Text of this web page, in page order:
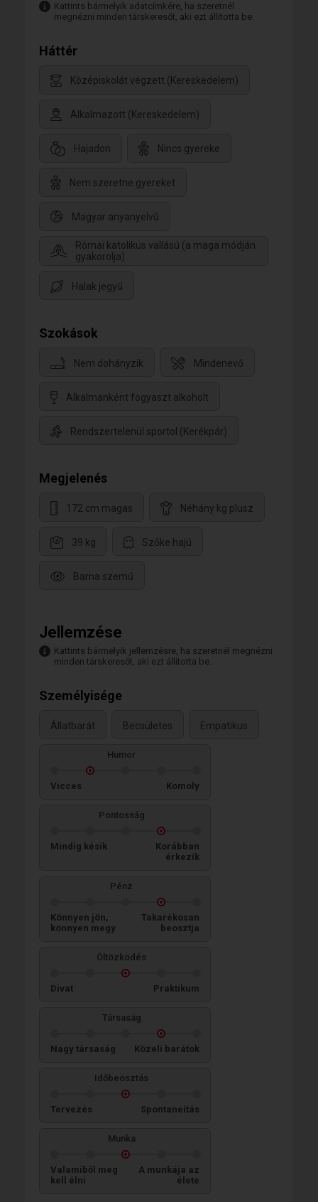
Kattints bármelyik adatcímkére, ha szeretnél
megnézni minden társkeresőt, aki ezt állította be.
Háttér
Középiskolát végzett (Kereskedelem)
Alkalmazott (Kereskedelem)
Hajadon Nincs gyereke
Nem szeretne gyereket
Magyar anyanyelvű
Római katolikus vallású (a maga módján
gyakorolja)
Halak jegyű
Szokások
Nem dohányzik Mindenevő
Alkalmanként fogyaszt alkoholt
Rendszertelenül sportol (Kerékpár)
Megjelenés
172 cm magas Néhány kg plusz
39 kg Szőke hajú
Barna szemű
Jellemzése
Kattints bármelyik jellemzésre, ha szeretnél megnézni
minden társkeresőt, aki ezt állította be.
Személyisége
Állatbarát Becsületes Empatikus
Humor
Vicces Komoly
Pontosság
Mindig késik
Korábban
érkezik
Pénz
Könnyen jön,
könnyen megy
Takarékosan
beosztja
Öltözködés
Divat Praktikum
Társaság
Nagy társaság Közeli barátok
Időbeosztás
Tervezés Spontaneitás
Munka
Valamiből meg
kell élni
A munkája az
élete